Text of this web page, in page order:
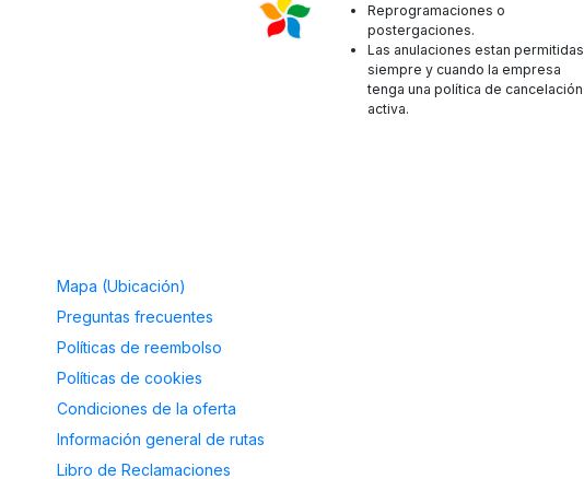
Reprogramaciones o
postergaciones.
Las anulaciones estan permitidas
siempre y cuando la empresa
tenga una política de cancelación
activa.
Mapa (Ubicación)
Preguntas frecuentes
Políticas de reembolso
Políticas de cookies
Condiciones de la oferta
Información general de rutas
Libro de Reclamaciones